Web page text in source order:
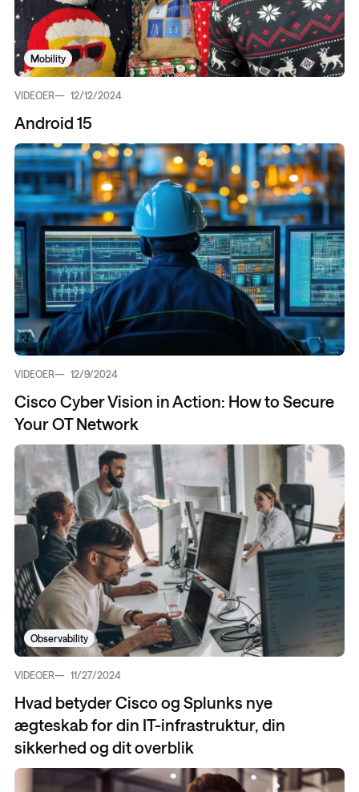
Mobility
VIDEOER 12/12/2024
Android 15
VIDEOER 12/9/2024
Cisco Cyber Vision in Action: How to Secure
Your OT Network
Observability
VIDEOER 11/27/2024
Hvad betyder Cisco og Splunks nye
ægteskab for din IT-infrastruktur, din
sikkerhed og dit overblik